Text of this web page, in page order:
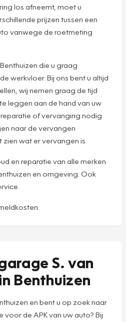
los afneemt, moet u
prijzen tussen een
vanwege de roetmeting
die u graag
werkvloer. Bij ons bent u altijd
wij nemen graag de tijd
leggen aan de hand van uw
of vervanging nodig
naar de vervangen
wat er vervangen is.
en reparatie van alle merken
en omgeving. Ook
S. van
Benthuizen
en bent u op zoek naar
de APK van uw auto? Bij